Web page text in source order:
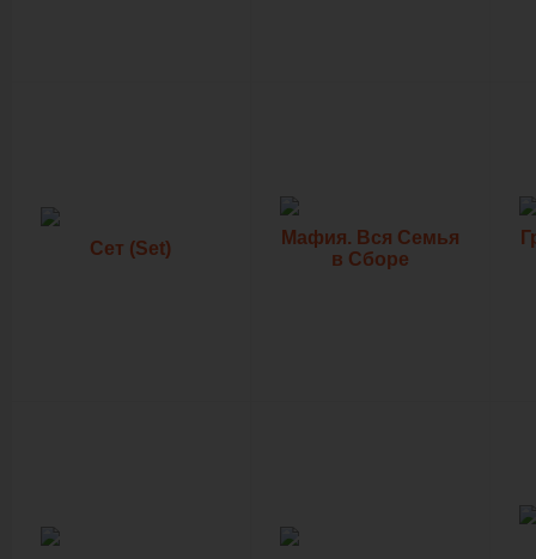
Сет (Set)
Мафия. Вся Семья
в Сборе